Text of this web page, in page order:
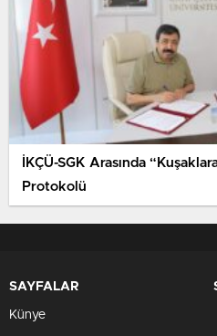
İKÇÜ-SGK Arasında
Protokolü
SAYFALAR
Künye